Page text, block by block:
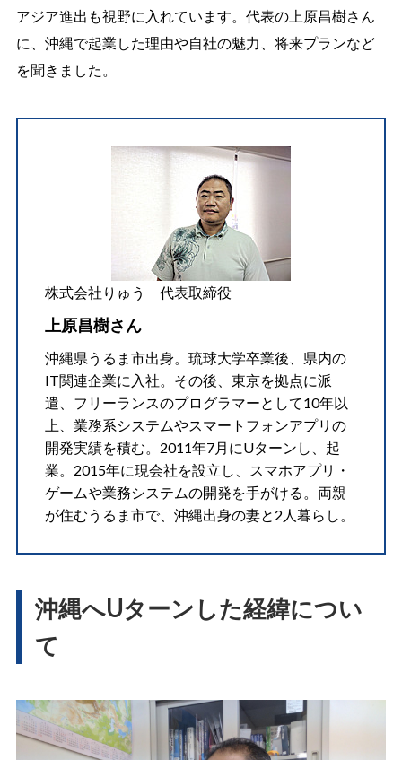
アジア進出も視野に入れています。代表の上原昌樹さん
に、沖縄で起業した理由や自社の魅力、将来プランなど
を聞きました。
株式会社りゅう 代表取締役
上原昌樹さん
沖縄県うるま市出身。琉球大学卒業後、県内の
IT関連企業に入社。その後、東京を拠点に派
遣、フリーランスのプログラマーとして10年以
上、業務系システムやスマートフォンアプリの
開発実績を積む。2011年7月にUターンし、起
業。2015年に現会社を設立し、スマホアプリ・
ゲームや業務システムの開発を手がける。両親
が住むうるま市で、沖縄出身の妻と2人暮らし。
沖縄へUターンした経緯につい
て